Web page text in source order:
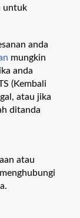
untuk
anda
mungkin
anda
(Kembali
atau jika
ditanda
atau